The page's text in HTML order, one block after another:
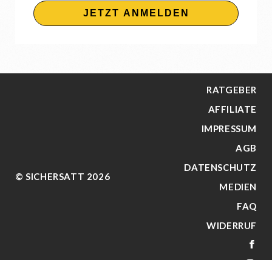
JETZT ANMELDEN
© SICHERSATT 2026
RATGEBER
AFFILIATE
IMPRESSUM
AGB
DATENSCHUTZ
MEDIEN
FAQ
WIDERRUF